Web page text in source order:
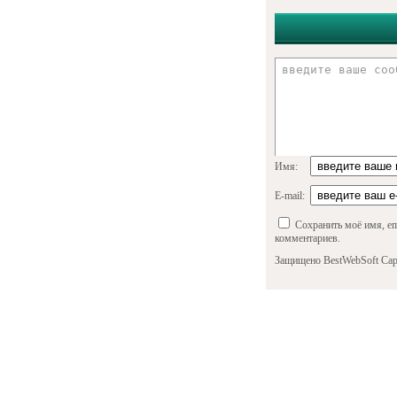
Имя:
E-mail:
Сохранить моё имя,
комментариев.
Защищено BestWebSoft